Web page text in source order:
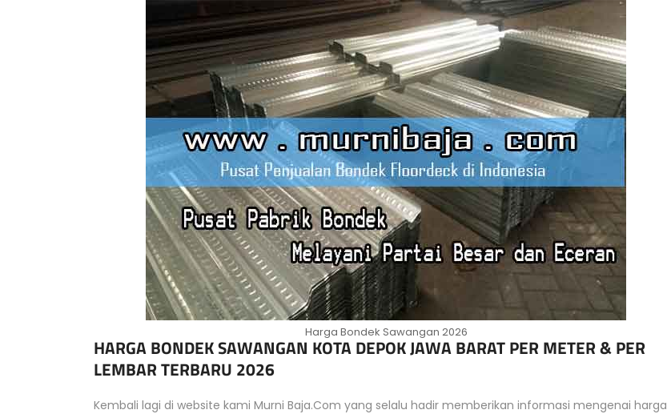
Harga Bondek Sawangan 2026
HARGA BONDEK SAWANGAN KOTA DEPOK JAWA BARAT PER METER & PER
LEMBAR TERBARU 2026
Kembali lagi di website kami Murni Baja.Com yang selalu hadir memberikan informasi mengenai harga